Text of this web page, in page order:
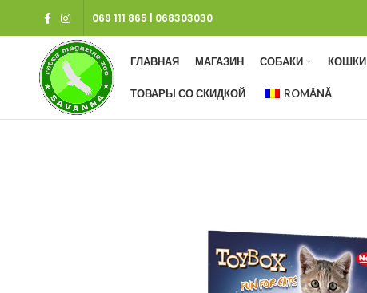
069 111 865 068303030
ГЛАВНАЯ МАГАЗИН СОБАКИ КОШКИ
ТОВАРЫ СО СКИДКОЙ ROMÂNĂ